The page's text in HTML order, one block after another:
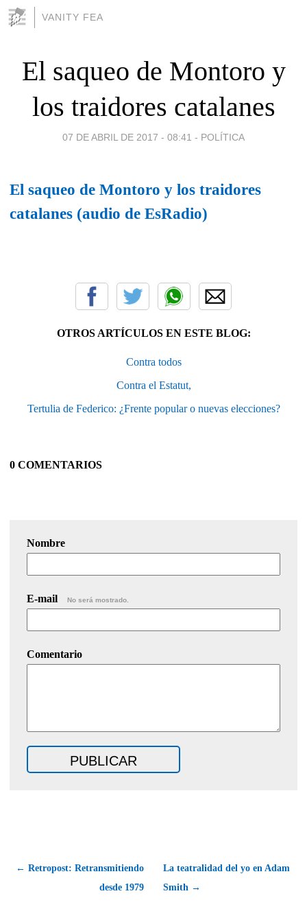
VANITY FEA
El saqueo de Montoro y
los traidores catalanes
07 DE ABRIL DE 2017 - 08:41 - POLÍTICA
El saqueo de Montoro y los traidores
catalanes (audio de EsRadio)
OTROS ARTÍCULOS EN ESTE BLOG:
Contra todos
Contra el Estatut,
Tertulia de Federico: ¿Frente popular o nuevas elecciones?
0 COMENTARIOS
Nombre
E-mail No será mostrado.
Comentario
← Retropost: Retransmitiendo
desde 1979
La teatralidad del yo en Adam
Smith →